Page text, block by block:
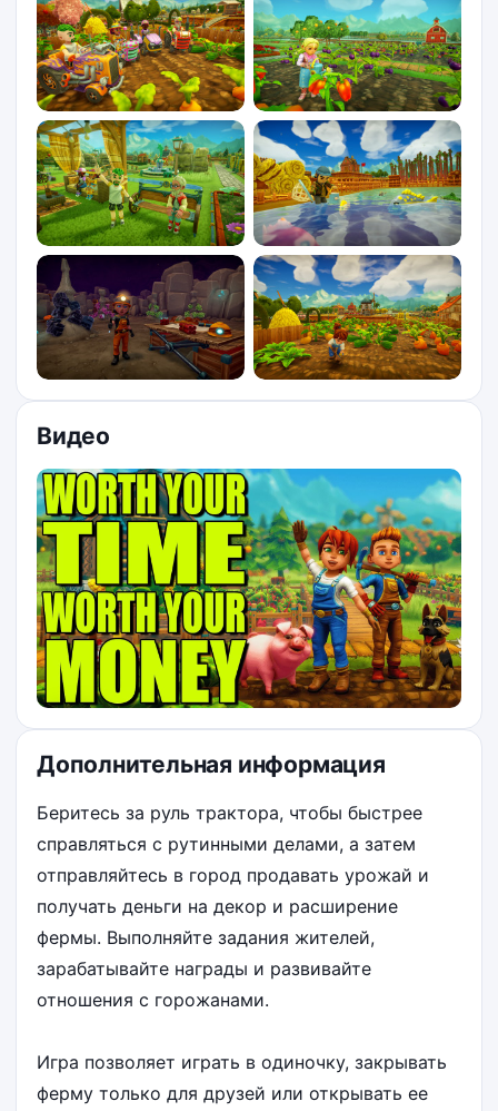
Видео
Дополнительная информация
Беритесь за руль трактора, чтобы быстрее
справляться с рутинными делами, а затем
отправляйтесь в город продавать урожай и
получать деньги на декор и расширение
фермы. Выполняйте задания жителей,
зарабатывайте награды и развивайте
отношения с горожанами.
Игра позволяет играть в одиночку, закрывать
ферму только для друзей или открывать ее